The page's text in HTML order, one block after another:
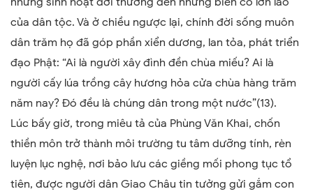
của dân tộc. Và ở chiều ngược lại, chính đời sống muôn
dân trăm họ đã góp phần xiển dương, lan tỏa, phát triển
đạo Phật: “Ai là người xây đình đền chùa miếu? Ai là
người cấy lúa trồng cây hương hỏa cửa chùa hàng trăm
năm nay? Đó đều là chúng dân trong một nước”(13).
Lúc bấy giờ, trong miêu tả của Phùng Văn Khai, chốn
thiền môn trở thành môi trường tu tâm dưỡng tính, rèn
luyện lục nghệ, nơi bảo lưu các giềng mối phong tục tổ
tiên, được người dân Giao Châu tin tưởng gửi gắm con